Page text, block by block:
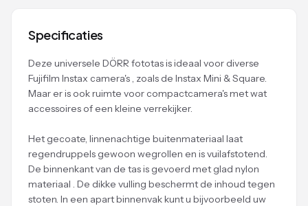
Specificaties
Deze universele DÖRR fototas is ideaal voor diverse
Fujifilm Instax camera's , zoals de Instax Mini & Square.
Maar er is ook ruimte voor compactcamera's met wat
accessoires of een kleine verrekijker.
Het gecoate, linnenachtige buitenmateriaal laat
regendruppels gewoon wegrollen en is vuilafstotend.
De binnenkant van de tas is gevoerd met glad nylon
materiaal . De dikke vulling beschermt de inhoud tegen
stoten. In een apart binnenvak kunt u bijvoorbeeld uw